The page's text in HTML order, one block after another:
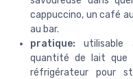
cappuccino, un café
au bar.
pratique: utilisable
quantité de lait que
réfrigérateur pour